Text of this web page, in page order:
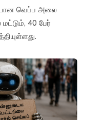
வெப்ப அலை
40 பேர்